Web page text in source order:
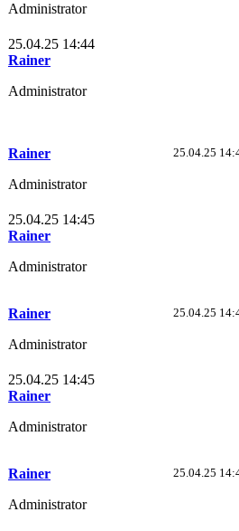
Administrator
25.04.25 14:44
Rainer
Administrator
25.04.25
Rainer
Administrator
25.04.25 14:45
Rainer
Administrator
25.04.25
Rainer
Administrator
25.04.25 14:45
Rainer
Administrator
25.04.25
Rainer
Administrator